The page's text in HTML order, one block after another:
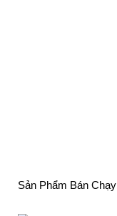
Sản Phẩm Bán Chạy